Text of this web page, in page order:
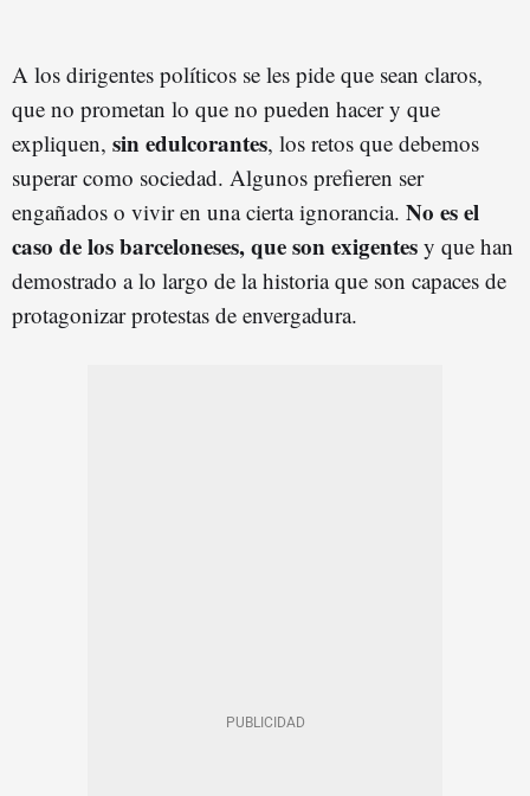
A los dirigentes políticos se les pide que sean claros,
que no prometan lo que no pueden hacer y que
expliquen, sin edulcorantes, los retos que debemos
superar como sociedad. Algunos prefieren ser
engañados o vivir en una cierta ignorancia. No es el
caso de los barceloneses, que son exigentes y que han
demostrado a lo largo de la historia que son capaces de
protagonizar protestas de envergadura.